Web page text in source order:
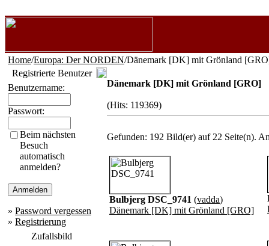
Home/Europa: Der NORDEN/Dänemark [DK] mit Grönland
Registrierte Benutzer
Benutzername:
Passwort:
Beim nächsten
Besuch
automatisch
anmelden?
» Password vergessen
» Registrierung
Zufallsbild
Dänemark [DK] mit Grönland [GRO]
(Hits: 119369)
Gefunden: 192 Bild(er) auf 22 Seite(n).
Bulbjerg DSC_9741 (vadda)
Dänemark [DK] mit Grönland [GRO]